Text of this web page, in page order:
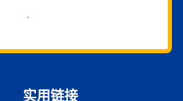
立即开始
实用链接